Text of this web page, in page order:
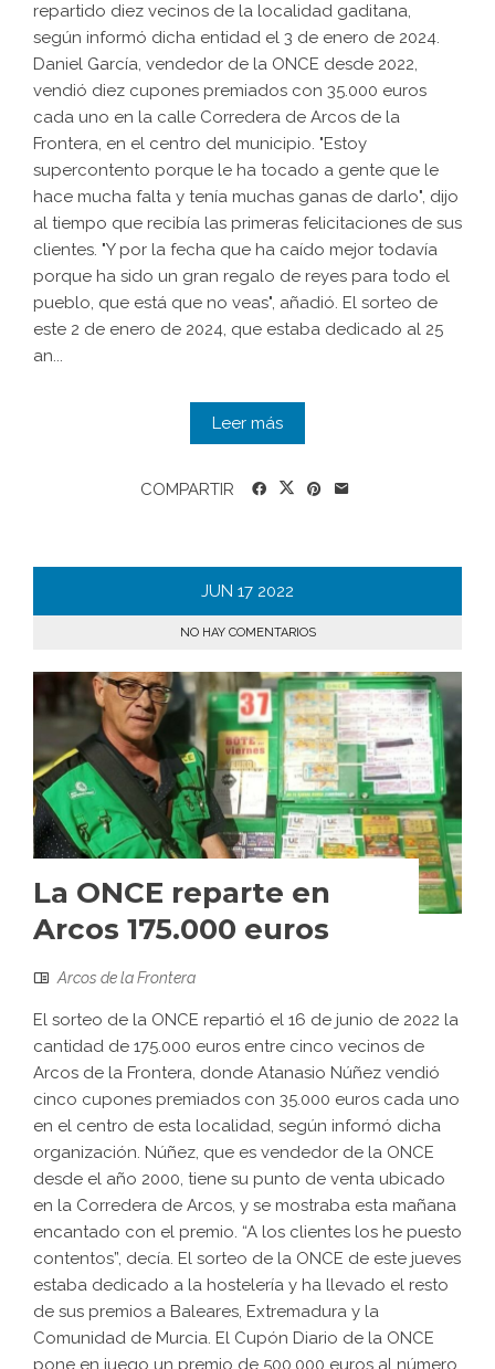
repartido diez vecinos de la localidad gaditana,
según informó dicha entidad el 3 de enero de 2024.
Daniel García, vendedor de la ONCE desde 2022,
vendió diez cupones premiados con 35.000 euros
cada uno en la calle Corredera de Arcos de la
Frontera, en el centro del municipio. "Estoy
supercontento porque le ha tocado a gente que le
hace mucha falta y tenía muchas ganas de darlo", dijo
al tiempo que recibía las primeras felicitaciones de sus
clientes. "Y por la fecha que ha caído mejor todavía
porque ha sido un gran regalo de reyes para todo el
pueblo, que está que no veas", añadió. El sorteo de
este 2 de enero de 2024, que estaba dedicado al 25
an...
Leer más
COMPARTIR
JUN 17 2022
NO HAY COMENTARIOS
La ONCE reparte en
Arcos 175.000 euros
Arcos de la Frontera
El sorteo de la ONCE repartió el 16 de junio de 2022 la
cantidad de 175.000 euros entre cinco vecinos de
Arcos de la Frontera, donde Atanasio Núñez vendió
cinco cupones premiados con 35.000 euros cada uno
en el centro de esta localidad, según informó dicha
organización. Núñez, que es vendedor de la ONCE
desde el año 2000, tiene su punto de venta ubicado
en la Corredera de Arcos, y se mostraba esta mañana
encantado con el premio. “A los clientes los he puesto
contentos”, decía. El sorteo de la ONCE de este jueves
estaba dedicado a la hostelería y ha llevado el resto
de sus premios a Baleares, Extremadura y la
Comunidad de Murcia. El Cupón Diario de la ONCE
pone en juego un premio de 500.000 euros al número